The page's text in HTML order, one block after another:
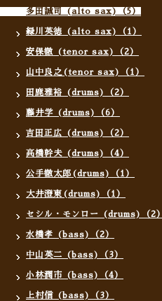
多田誠司 (alto sax)（5）
緑川英徳 (alto sax)（1）
安保徹 (tenor sax)（2）
山中良之(tenor sax)（1）
田鹿雅裕 (drums)（2）
藤井学 (drums)（6）
吉田正広 (drums)（2）
高橋幹夫 (drums)（4）
公手徹太郎(drums)（1）
大井澄東(drums)（1）
セシル・モンロー (drums)（2）
水橋孝 (bass)（2）
中山英二 (bass)（3）
小林潤市 (bass)（4）
上村信 (bass)（3）